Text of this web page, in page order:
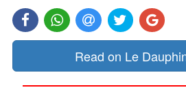
Read on Le